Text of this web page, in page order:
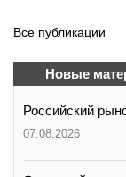
Все публикации
Новые
Российский
07.08.2026